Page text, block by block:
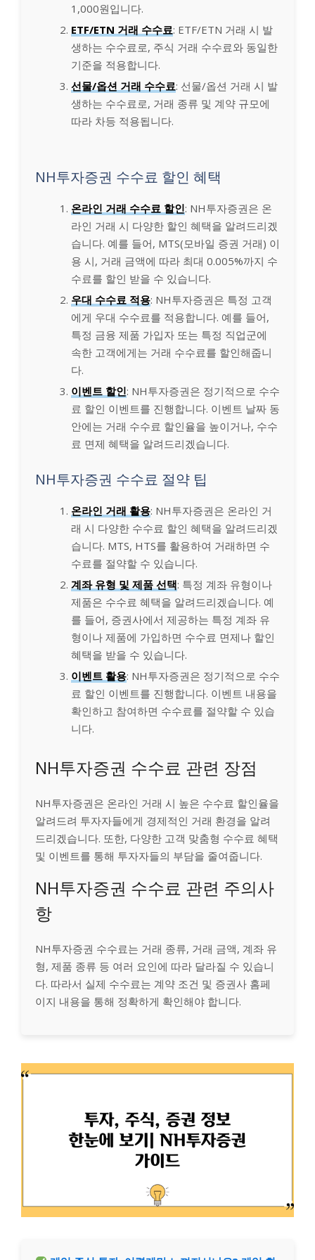
1,000원입니다.
ETF/ETN 거래 수수료: ETF/ETN 거래 시 발
생하는 수수료로, 주식 거래 수수료와 동일한
기준을 적용합니다.
선물/옵션 거래 수수료: 선물/옵션 거래 시 발
생하는 수수료로, 거래 종류 및 계약 규모에
따라 차등 적용됩니다.
NH투자증권 수수료 할인 혜택
온라인 거래 수수료 할인: NH투자증권은 온
라인 거래 시 다양한 할인 혜택을 알려드리겠
습니다. 예를 들어, MTS(모바일 증권 거래) 이
용 시, 거래 금액에 따라 최대 0.005%까지 수
수료를 할인 받을 수 있습니다.
우대 수수료 적용: NH투자증권은 특정 고객
에게 우대 수수료를 적용합니다. 예를 들어,
특정 금융 제품 가입자 또는 특정 직업군에
속한 고객에게는 거래 수수료를 할인해줍니
다.
이벤트 할인: NH투자증권은 정기적으로 수수
료 할인 이벤트를 진행합니다. 이벤트 날짜 동
안에는 거래 수수료 할인율을 높이거나, 수수
료 면제 혜택을 알려드리겠습니다.
NH투자증권 수수료 절약 팁
온라인 거래 활용: NH투자증권은 온라인 거
래 시 다양한 수수료 할인 혜택을 알려드리겠
습니다. MTS, HTS를 활용하여 거래하면 수
수료를 절약할 수 있습니다.
계좌 유형 및 제품 선택: 특정 계좌 유형이나
제품은 수수료 혜택을 알려드리겠습니다. 예
를 들어, 증권사에서 제공하는 특정 계좌 유
형이나 제품에 가입하면 수수료 면제나 할인
혜택을 받을 수 있습니다.
이벤트 활용: NH투자증권은 정기적으로 수수
료 할인 이벤트를 진행합니다. 이벤트 내용을
확인하고 참여하면 수수료를 절약할 수 있습
니다.
NH투자증권 수수료 관련 장점
NH투자증권은 온라인 거래 시 높은 수수료 할인율을
알려드려 투자자들에게 경제적인 거래 환경을 알려
드리겠습니다. 또한, 다양한 고객 맞춤형 수수료 혜택
및 이벤트를 통해 투자자들의 부담을 줄여줍니다.
NH투자증권 수수료 관련 주의사
항
NH투자증권 수수료는 거래 종류, 거래 금액, 계좌 유
형, 제품 종류 등 여러 요인에 따라 달라질 수 있습니
다. 따라서 실제 수수료는 계약 조건 및 증권사 홈페
이지 내용을 통해 정확하게 확인해야 합니다.